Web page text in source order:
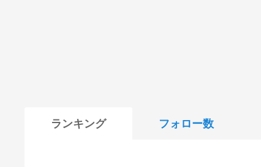
ランキング フォロー数